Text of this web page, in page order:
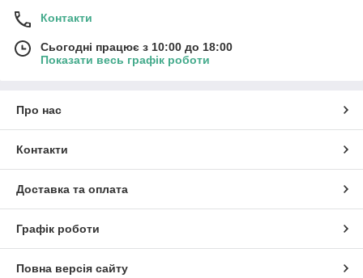
Контакти
Сьогодні працює з 10:00 до 18:00
Показати весь графік роботи
Про нас
Контакти
Доставка та оплата
Графік роботи
Повна версія сайту